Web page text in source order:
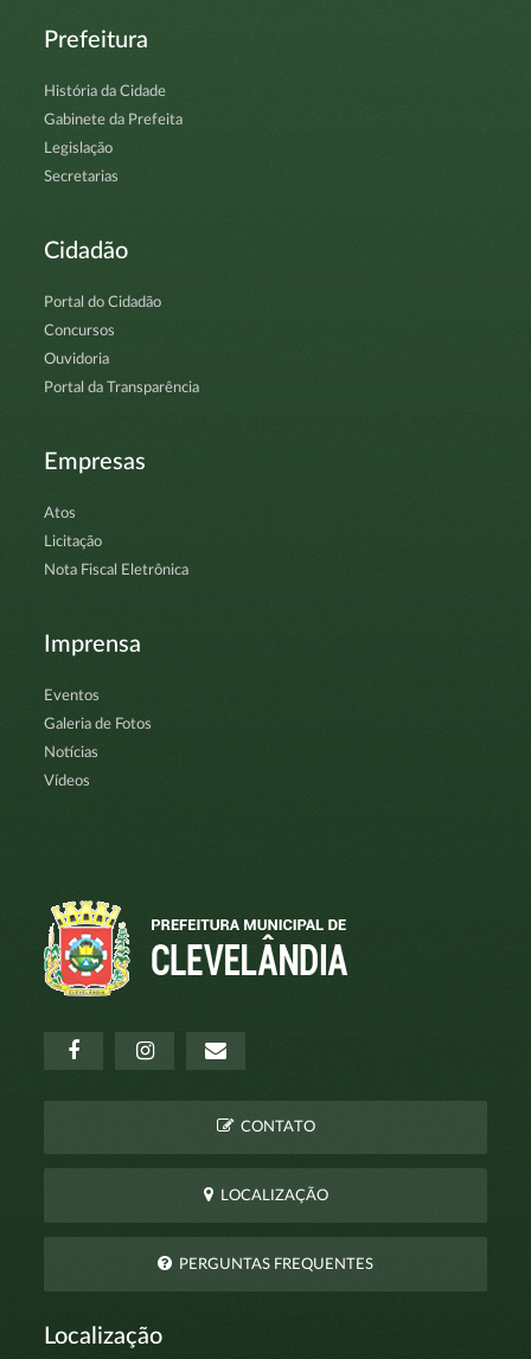
Prefeitura
História da Cidade
Gabinete da Prefeita
Legislação
Secretarias
Cidadão
Portal do Cidadão
Concursos
Ouvidoria
Portal da Transparência
Empresas
Atos
Licitação
Nota Fiscal Eletrônica
Imprensa
Eventos
Galeria de Fotos
Notícias
Vídeos
CONTATO
LOCALIZAÇÃO
PERGUNTAS FREQUENTES
Localização